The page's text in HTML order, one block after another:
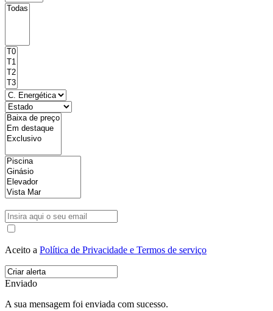
Aceito a Política de Privacidade e Termos de serviço
Enviado
A sua mensagem foi enviada com sucesso.